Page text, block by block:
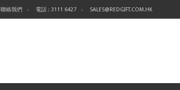
聯絡我們 電話 : 3111 6427 SALES@REDGIFT.COM.HK